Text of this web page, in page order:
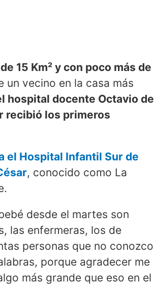
15 Km² y con poco más de
un vecino en la casa más
hospital docente Octavio de
recibió los primeros
el Hospital Infantil Sur de
, conocido como La
desde el martes son
las enfermeras, los de
personas que no conozco
porque agradecer me
más grande que eso en el